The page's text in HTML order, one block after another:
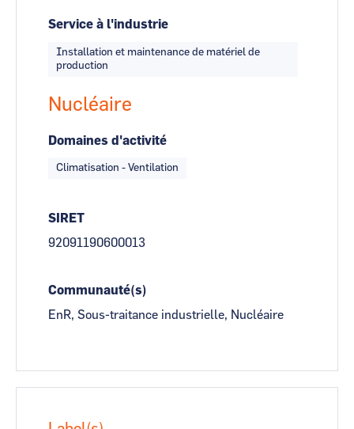
Service à l'industrie
Installation et maintenance de matériel de
production
Nucléaire
Domaines d'activité
Climatisation - Ventilation
SIRET
92091190600013
Communauté(s)
EnR, Sous-traitance industrielle, Nucléaire